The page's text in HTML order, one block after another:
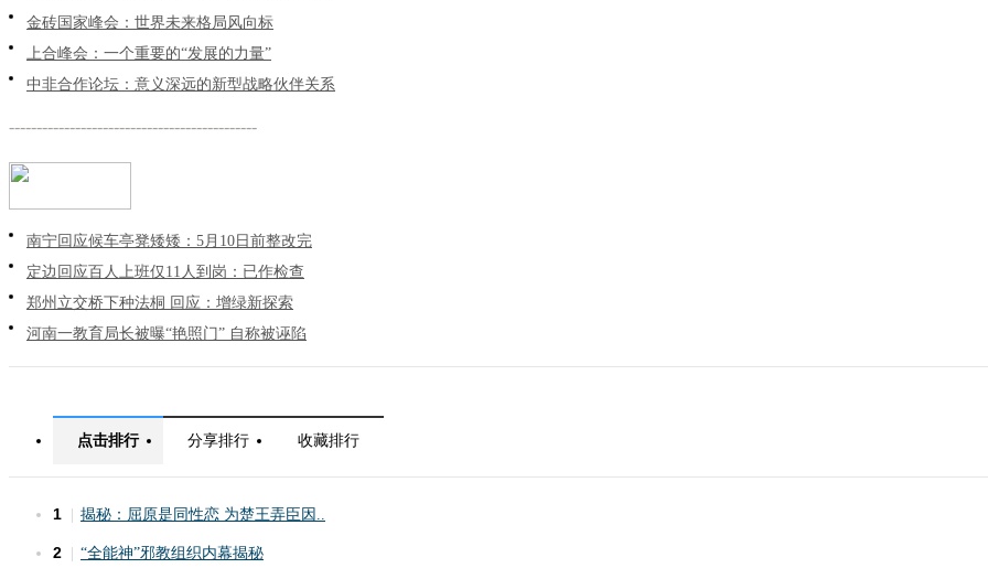
金砖国家峰会：世界未来格局风向标
上合峰会：一个重要的“发展的力量”
中非合作论坛：意义深远的新型战略伙伴关系
---------------------------------------------
南宁回应候车亭凳矮矮：5月10日前整改完
定边回应百人上班仅11人到岗：已作检查
郑州立交桥下种法桐 回应：增绿新探索
河南一教育局长被曝“艳照门” 自称被诬陷
点击排行 分享排行 收藏排行
1 揭秘：屈原是同性恋 为楚王弄臣因..
2 “全能神”邪教组织内幕揭秘